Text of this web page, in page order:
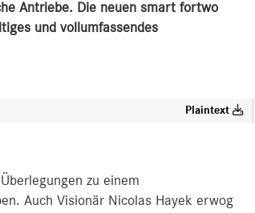
Antriebe. Die neuen smart fortwo
und vollumfassendes
Plaintext
zu einem
Auch Visionär Nicolas Hayek erwog